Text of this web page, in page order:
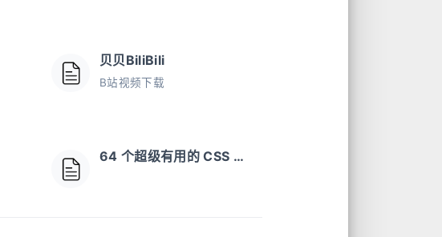
贝贝BiliBili
B站视频下载
64 个超级有用的 CSS 资源